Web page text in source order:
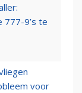
9’s te
voor